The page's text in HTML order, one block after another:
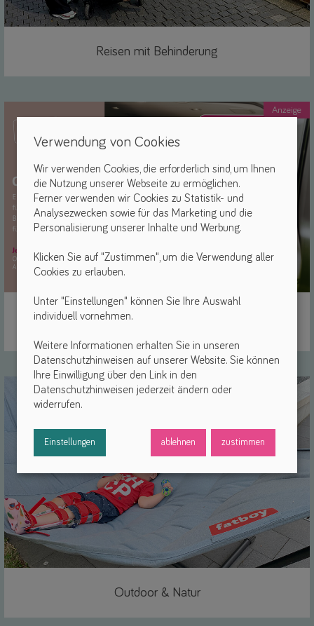
Reisen mit Behinderung
Link
Anzeige
Sicher im Auto
Outdoor & Natur
Link
Verwendung von Cookies
Wir verwenden Cookies, die erforderlich sind, um Ihnen
die Nutzung unserer Webseite zu ermöglichen.
Ferner verwenden wir Cookies zu Statistik- und
Analysezwecken sowie für das Marketing und die
Personalisierung unserer Inhalte und Werbung.
Klicken Sie auf "Zustimmen", um die Verwendung aller
Cookies zu erlauben.
Unter "Einstellungen" können Sie Ihre Auswahl
individuell vornehmen.
Weitere Informationen erhalten Sie in unseren
Datenschutzhinweisen auf unserer Website. Sie können
Ihre Einwilligung über den Link in den
Datenschutzhinweisen jederzeit ändern oder
widerrufen.
Einstellungen ablehnen zustimmen